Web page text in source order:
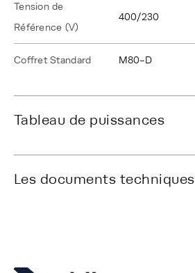
Tension de
Référence (V)
400/230
Coffret Standard M80-D
Tableau de puissances
Les documents techniques